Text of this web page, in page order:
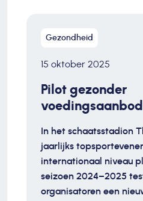
Gezondheid
15 oktober 2025
Pilot gezonder
In het schaatsstadion
jaarlijks
internationaal niveau
seizoen 2024–2025
organisatoren een